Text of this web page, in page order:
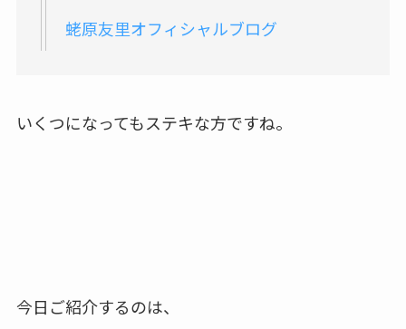
蛯原友里オフィシャルブログ
いくつになってもステキな方ですね。
今日ご紹介するのは、